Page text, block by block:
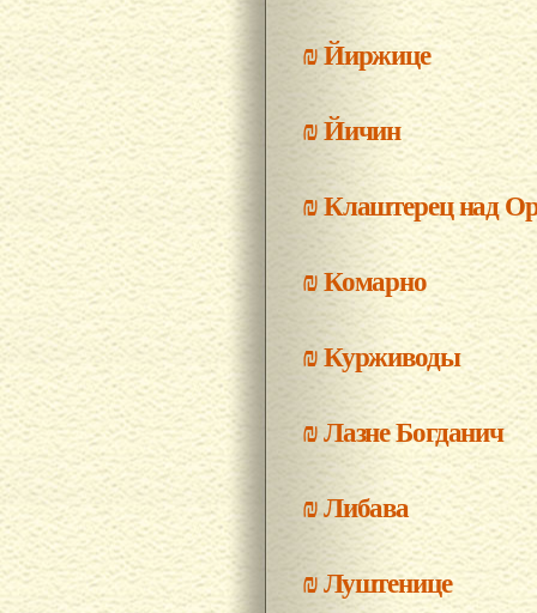
₪Йиржице
₪Йичин
₪Клаштерец над
₪Комарно
₪Курживоды
₪Лазне Богданич
₪Либава
₪Луштенице